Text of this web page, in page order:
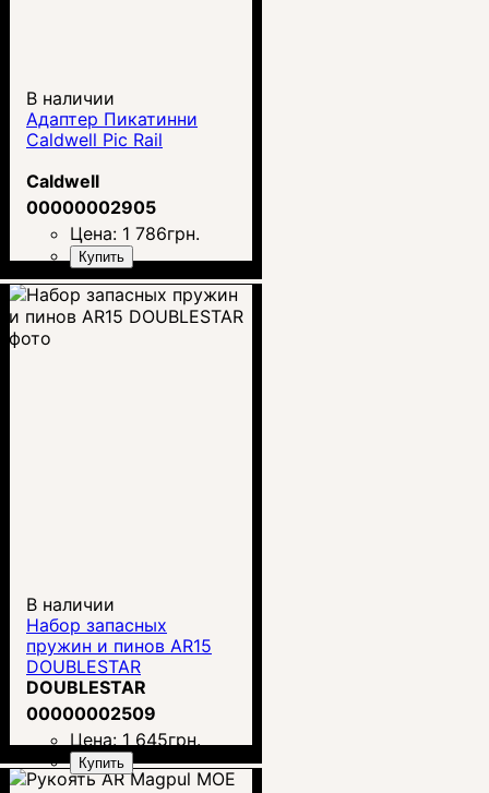
В наличии
Адаптер Пикатинни
Caldwell Pic Rail
Caldwell
00000002905
Цена: 1 786грн.
Купить
В наличии
Набор запасных
пружин и пинов AR15
DOUBLESTAR
DOUBLESTAR
00000002509
Цена: 1 645грн.
Купить